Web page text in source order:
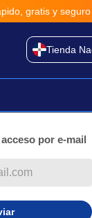
y seguro por **BM-
Tienda
por e-mail